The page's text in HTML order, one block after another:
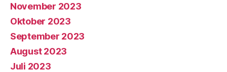
November 2023
Oktober 2023
September 2023
August 2023
Juli 2023